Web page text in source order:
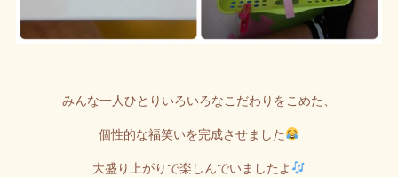
みんな一人ひとりいろいろなこだわりをこめた、
個性的な福笑いを完成させました
大盛り上がりで楽しんでいましたよ